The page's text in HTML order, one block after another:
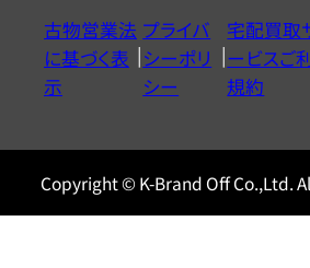
ヤ
ル
0120604117
古物営業法
に基づく表
示
プライバ
シーポリ
シー
宅配買取
ービスご
規約
Copyright © K-Brand Off Co.,Ltd.